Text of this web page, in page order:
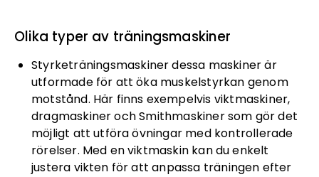
Olika typer av träningsmaskiner
Styrketräningsmaskiner dessa maskiner är
utformade för att öka muskelstyrkan genom
motstånd. Här finns exempelvis viktmaskiner,
dragmaskiner och Smithmaskiner som gör det
möjligt att utföra övningar med kontrollerade
rörelser. Med en viktmaskin kan du enkelt
justera vikten för att anpassa träningen efter